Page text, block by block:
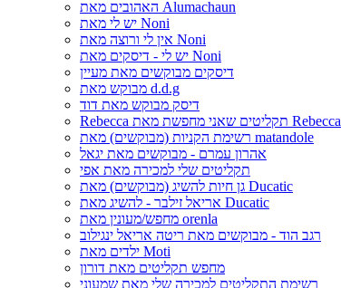
האהובים מאת Alumachaun
יש לי מאת Noni
אין לי ורוצה מאת Noni
יש לי - דיסקים מאת Noni
דיסקים מבוקשים מאת מעיין
מבוקש מאת d.d.g
דיסק מבוקש מאת דוד
Rebecca תקליטים שאני מחפשת מאת Rebecca
רשימת הקניות (מבוקשים) מאת matandole
אהרון עמרם - מבוקשים מאת יגאל
תקליטים שלי למכירה מאת אפי
גן חיות להשיג (מבוקשים) מאת Ducatic
אריאל זילבר - להשיג מאת Ducatic
מחפש/מעונין מאת orenla
רגב הוד - מבוקשים מאת ריטה אריאל ינגילוב
ילדים מאת Moti
מחפש תקליטים מאת דורון
רשימת התקליטים למכירה שלי מאת שמעוני